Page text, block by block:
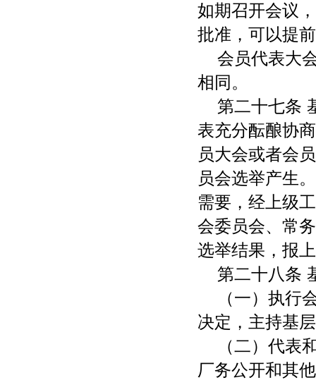
如期召开会议
批准，可以提
会员代表大
相同。
第二十七条
表充分酝酿协
员大会或者会
员会选举产生
需要，经上级
会委员会、常
选举结果，报
第二十八条
（一）执行
决定，主持基
（二）代表
厂务公开和其